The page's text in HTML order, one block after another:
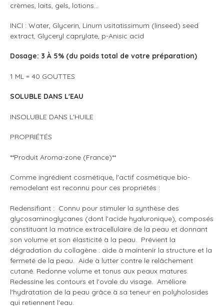
crèmes, laits, gels, lotions...
INCI : Water, Glycerin, Linum usitatissimum (linseed) seed
extract, Glyceryl caprylate, p-Anisic acid
Dosage: 3 À 5% (du poids total de votre préparation)
1 ML = 40 GOUTTES
SOLUBLE DANS L'EAU
INSOLUBLE DANS L'HUILE
PROPRIÉTÉS
**Produit Aroma-zone (France)**
Comme ingrédient cosmétique, l'actif cosmétique bio-
remodelant est reconnu pour ces propriétés :
Redensifiant : Connu pour stimuler la synthèse des
glycosaminoglycanes (dont l'acide hyaluronique), composés
constituant la matrice extracellulaire de la peau et donnant
son volume et son élasticité à la peau. Prévient la
dégradation du collagène : aide à maintenir la structure et la
fermeté de la peau. Aide à lutter contre le relâchement
cutané. Redonne volume et tonus aux peaux matures.
Redessine les contours et l'ovale du visage. Améliore
l'hydratation de la peau grâce à sa teneur en polyholosides
qui retiennent l'eau.